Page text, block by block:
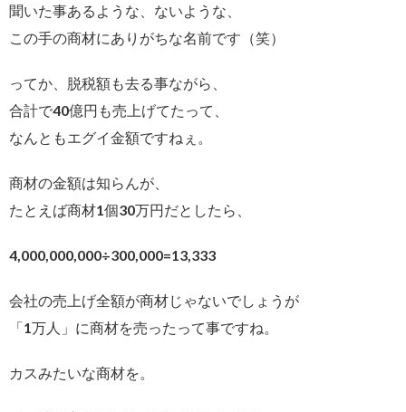
聞いた事あるような、ないような、
この手の商材にありがちな名前です（笑）
ってか、脱税額も去る事ながら、
合計で40億円も売上げてたって、
なんともエグイ金額ですねぇ。
商材の金額は知らんが、
たとえば商材1個30万円だとしたら、
4,000,000,000÷300,000=13,333
会社の売上げ全額が商材じゃないでしょうが
「1万人」に商材を売ったって事ですね。
カスみたいな商材を。